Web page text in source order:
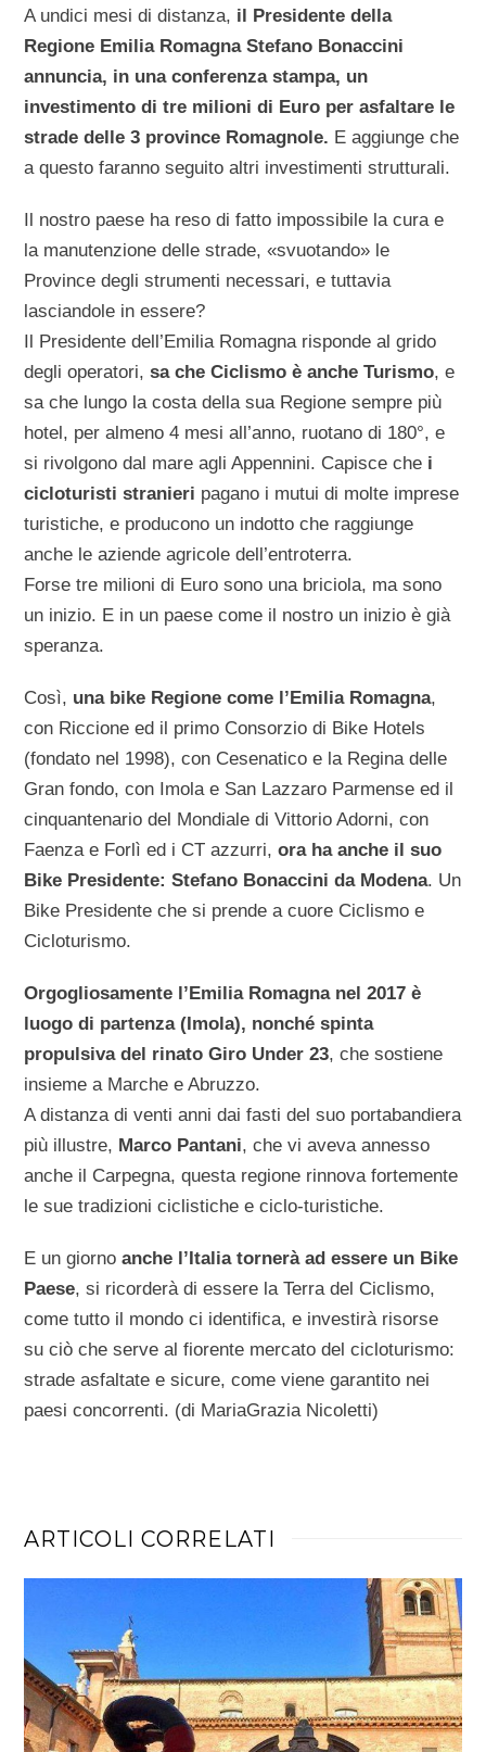
A undici mesi di distanza, il Presidente della
Regione Emilia Romagna Stefano Bonaccini
annuncia, in una conferenza stampa, un
investimento di tre milioni di Euro per asfaltare le
strade delle 3 province Romagnole. E aggiunge che
a questo faranno seguito altri investimenti strutturali.
Il nostro paese ha reso di fatto impossibile la cura e
la manutenzione delle strade, «svuotando» le
Province degli strumenti necessari, e tuttavia
lasciandole in essere?
Il Presidente dell’Emilia Romagna risponde al grido
degli operatori,sa che Ciclismo è anche Turismo, e
sa che lungo la costa della sua Regione sempre più
hotel, per almeno 4 mesi all’anno, ruotano di 180°, e
si rivolgono dal mare agli Appennini. Capisce che i
cicloturisti stranieri pagano i mutui di molte imprese
turistiche, e producono un indotto che raggiunge
anche le aziende agricole dell’entroterra.
Forse tre milioni di Euro sono una briciola, ma sono
un inizio. E in un paese come il nostro un inizio è già
speranza.
Così, una bike Regione come l’Emilia Romagna,
con Riccione ed il primo Consorzio di Bike Hotels
(fondato nel 1998), con Cesenatico e la Regina delle
Gran fondo, con Imola e San Lazzaro Parmense ed il
cinquantenario del Mondiale di Vittorio Adorni, con
Faenza e Forlì ed i CT azzurri,ora ha anche il suo
Bike Presidente: Stefano Bonaccini da Modena. Un
Bike Presidente che si prende a cuore Ciclismo e
Cicloturismo.
Orgogliosamente l’Emilia Romagna nel 2017 è
luogo di partenza (Imola), nonché spinta
propulsiva del rinato Giro Under 23, che sostiene
insieme a Marche e Abruzzo.
A distanza di venti anni dai fasti del suo portabandiera
più illustre, Marco Pantani, che vi aveva annesso
anche il Carpegna, questa regione rinnova fortemente
le sue tradizioni ciclistiche e ciclo-turistiche.
E un giorno anche l’Italia tornerà ad essere un Bike
Paese, si ricorderà di essere la Terra del Ciclismo,
come tutto il mondo ci identifica, e investirà risorse
su ciò che serve al fiorente mercato del cicloturismo:
strade asfaltate e sicure, come viene garantito nei
paesi concorrenti. (di MariaGrazia Nicoletti)
ARTICOLI CORRELATI